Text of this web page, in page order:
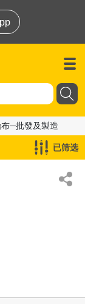
─批發及製造
已筛选